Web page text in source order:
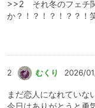
>>2 それ冬のフェチ
か？！？！？！？？！
2 むくり 2026/
まだ恋人になれていな
今日はありがとうと勇